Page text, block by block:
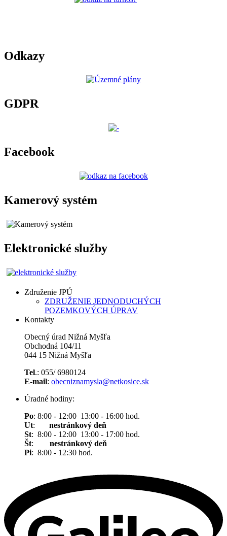
Odkazy
GDPR
Facebook
Kamerový systém
Elektronické služby
Združenie JPÚ
ZDRUŽENIE JEDNODUCHÝCH
POZEMKOVÝCH ÚPRAV
Kontakty
Obecný úrad Nižná Myšľa
Obchodná 104/11
044 15 Nižná Myšľa
Tel.: 055/ 6980124
E-mail: obecniznamysla@netkosice.sk
Úradné hodiny:
Po: 8:00 - 12:00 13:00 - 16:00 hod.
Ut:
nestránkový deň
St: 8:00 - 12:00 13:00 - 17:00 hod.
Št: nestránkový deň
Pi: 8:00 - 12:30 hod.